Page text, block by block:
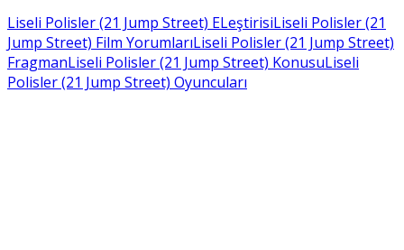
Liseli Polisler (21 Jump Street) ELeştirisiLiseli Polisler (21
Jump Street) Film YorumlarıLiseli Polisler (21 Jump Street)
FragmanLiseli Polisler (21 Jump Street) KonusuLiseli
Polisler (21 Jump Street) Oyuncuları